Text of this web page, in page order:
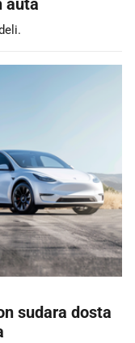
auta
sudara dosta